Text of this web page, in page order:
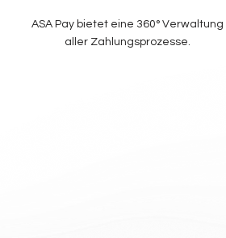
​ASA Pay bietet eine 360° Verwaltung
aller Zahlungsprozesse.